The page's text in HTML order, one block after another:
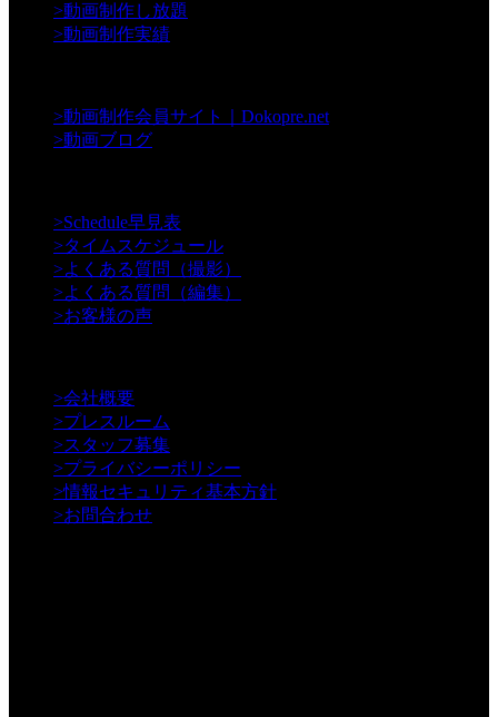
>動画制作し放題
>動画制作実績
>動画制作会員サイト｜Dokopre.net
>動画ブログ
>Schedule早見表
>タイムスケジュール
>よくある質問（撮影）
>よくある質問（編集）
>お客様の声
>会社概要
>プレスルーム
>スタッフ募集
>プライバシーポリシー
>情報セキュリティ基本方針
>お問合わせ